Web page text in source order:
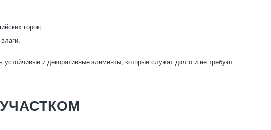
горок;
и декоративные элементы, которые служат долго и не требуют